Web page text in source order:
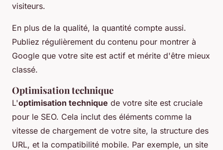
visiteurs.
En plus de la qualité, la quantité compte aussi.
Publiez régulièrement du contenu pour montrer à
Google que votre site est actif et mérite d'être mieux
classé.
Optimisation technique
L'optimisation technique de votre site est cruciale
pour le SEO. Cela inclut des éléments comme la
vitesse de chargement de votre site, la structure des
URL, et la compatibilité mobile. Par exemple, un site